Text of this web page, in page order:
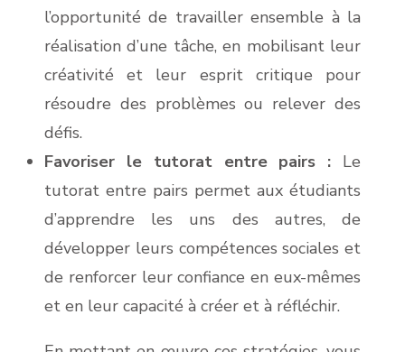
l’opportunité de travailler ensemble à la
réalisation d’une tâche, en mobilisant leur
créativité et leur esprit critique pour
résoudre des problèmes ou relever des
défis.
Favoriser le tutorat entre pairs : Le
tutorat entre pairs permet aux étudiants
d’apprendre les uns des autres, de
développer leurs compétences sociales et
de renforcer leur confiance en eux-mêmes
et en leur capacité à créer et à réfléchir.